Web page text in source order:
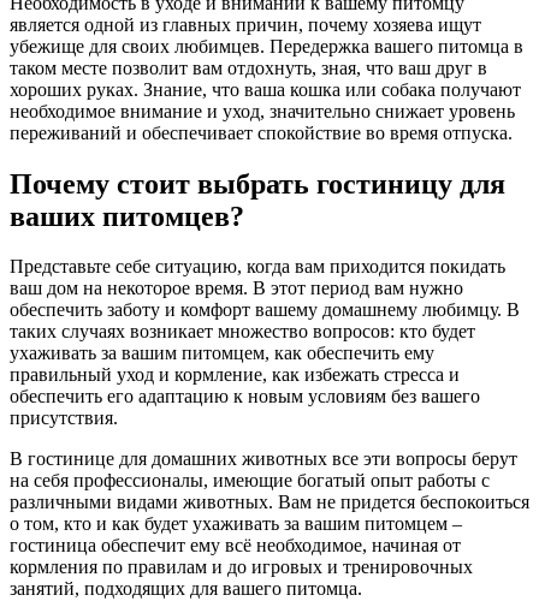
является одной из главных причин, почему хозяева ищут
убежище для своих любимцев. Передержка вашего питомца в
таком месте позволит вам отдохнуть, зная, что ваш друг в
хороших руках. Знание, что ваша кошка или собака получают
необходимое внимание и уход, значительно снижает уровень
переживаний и обеспечивает спокойствие во время отпуска.
Почему стоит выбрать гостиницу для
ваших питомцев?
Представьте себе ситуацию, когда вам приходится покидать
ваш дом на некоторое время. В этот период вам нужно
обеспечить заботу и комфорт вашему домашнему любимцу. В
таких случаях возникает множество вопросов: кто будет
ухаживать за вашим питомцем, как обеспечить ему
правильный уход и кормление, как избежать стресса и
обеспечить его адаптацию к новым условиям без вашего
присутствия.
В гостинице для домашних животных все эти вопросы берут
на себя профессионалы, имеющие богатый опыт работы с
различными видами животных. Вам не придется беспокоиться
о том, кто и как будет ухаживать за вашим питомцем –
гостиница обеспечит ему всё необходимое, начиная от
кормления по правилам и до игровых и тренировочных
занятий, подходящих для вашего питомца.